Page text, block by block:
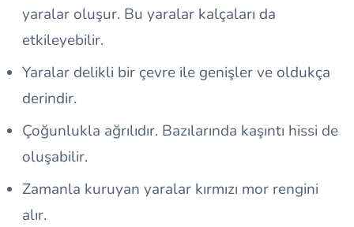
yaralar oluşur. Bu yaralar kalçaları da
etkileyebilir.
Yaralar delikli bir çevre ile genişler ve oldukça
derindir.
Çoğunlukla ağrılıdır. Bazılarında kaşıntı hissi de
oluşabilir.
Zamanla kuruyan yaralar kırmızı mor rengini
alır.